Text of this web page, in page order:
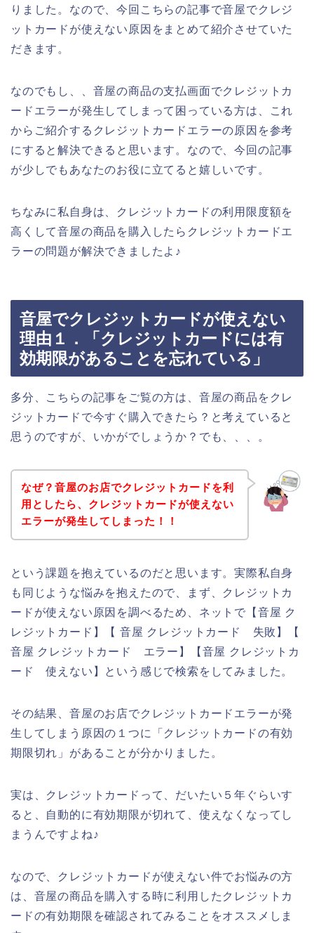
りました。なので、今回こちらの記事で音屋でクレジ
ットカードが使えない原因をまとめて紹介させていた
だきます。
なのでもし、、音屋の商品の支払画面でクレジットカ
ードエラーが発生してしまって困っている方は、これ
からご紹介するクレジットカードエラーの原因を参考
にすると解決できると思います。なので、今回の記事
が少しでもあなたのお役に立てると嬉しいです。
ちなみに私自身は、クレジットカードの利用限度額を
高くして音屋の商品を購入したらクレジットカードエ
ラーの問題が解決できましたよ♪
音屋でクレジットカードが使えない
理由１．「クレジットカードには有
効期限があることを忘れている」
多分、こちらの記事をご覧の方は、音屋の商品をクレ
ジットカードで今すぐ購入できたら？と考えていると
思うのですが、いかがでしょうか？でも、、、。
なぜ？音屋のお店でクレジットカードを利
用としたら、クレジットカードが使えない
エラーが発生してしまった！！
という課題を抱えているのだと思います。実際私自身
も同じような悩みを抱えたので、まず、クレジットカ
ードが使えない原因を調べるため、ネットで【音屋 ク
レジットカード】【 音屋 クレジットカード 失敗】【
音屋 クレジットカード エラー】【音屋 クレジットカ
ード 使えない】という感じで検索をしてみました。
その結果、音屋のお店でクレジットカードエラーが発
生してしまう原因の１つに「クレジットカードの有効
期限切れ」があることが分かりました。
実は、クレジットカードって、だいたい５年ぐらいす
ると、自動的に有効期限が切れて、使えなくなってし
まうんですよね♪
なので、クレジットカードが使えない件でお悩みの方
は、音屋の商品を購入する時に利用したクレジットカ
ードの有効期限を確認されてみることをオススメしま